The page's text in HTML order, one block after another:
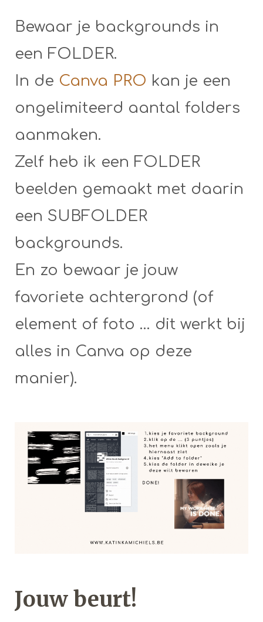
Bewaar je backgrounds in
een FOLDER.
In de Canva PRO kan je een
ongelimiteerd aantal folders
aanmaken.
Zelf heb ik een FOLDER
beelden gemaakt met daarin
een SUBFOLDER
backgrounds.
En zo bewaar je jouw
favoriete achtergrond (of
element of foto … dit werkt bij
alles in Canva op deze
manier).
Jouw beurt!